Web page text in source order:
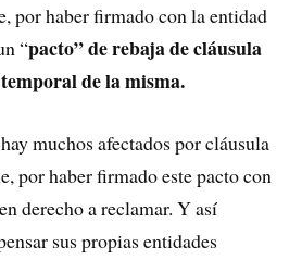
por haber firmado con la entidad
“pacto” de rebaja de cláusula
de la misma.
muchos afectados por cláusula
por haber firmado este pacto con
derecho a reclamar. Y así
sus propias entidades